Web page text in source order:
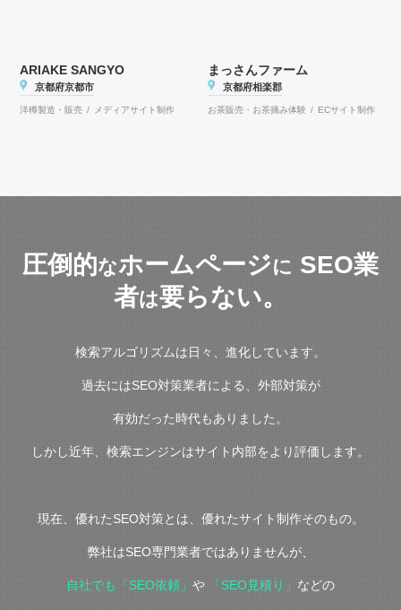
ARIAKE SANGYO
京都府京都市
洋樽製造・販売 / メディアサイト制作
まっさんファーム
京都府相楽郡
お茶販売・お茶摘み体験 / ECサイト制作
圧倒的なホームページに SEO業
者は要らない。
検索アルゴリズムは日々、進化しています。
過去にはSEO対策業者による、外部対策が
有効だった時代もありました。
しかし近年、検索エンジンはサイト内部をより評価します。
現在、優れたSEO対策とは、優れたサイト制作そのもの。
弊社はSEO専門業者ではありませんが、
自社でも「SEO依頼」 や 「SEO見積り」 などの